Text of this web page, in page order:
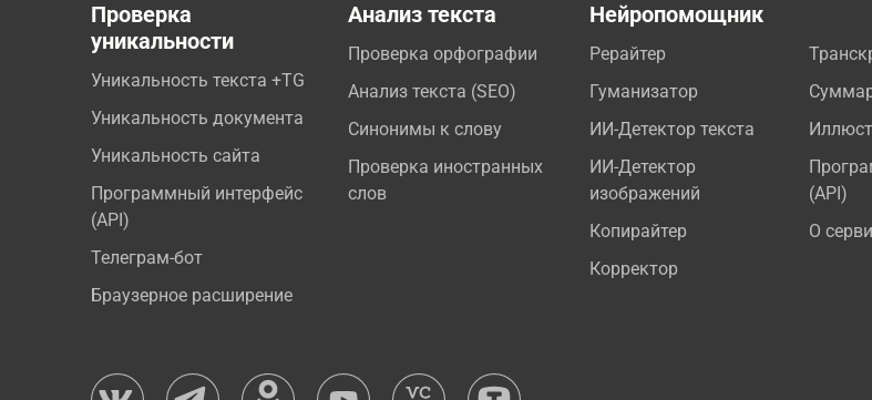
Проверка
уникальности
Уникальность текста +TG
Уникальность документа
Уникальность сайта
Программный интерфейс
(API)
Телеграм-бот
Браузерное расширение
Анализ текста
Проверка орфографии
Анализ текста (SEO)
Синонимы к слову
Проверка иностранных
слов
Нейропомощник
Рерайтер
Гуманизатор
ИИ-Детектор текста
ИИ-Детектор
изображений
Копирайтер
Корректор
(API)
О